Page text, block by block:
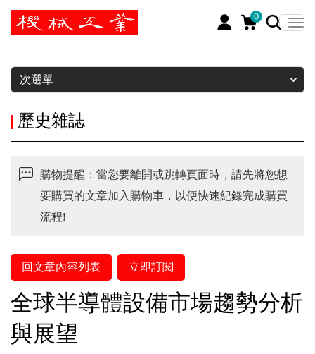
0
暫停
次選單
歷史雜誌
購物提醒：當您要離開或跳轉頁面時，請先將您想
要購買的文章加入購物車，以便快速紀錄完成購買
流程!
回文章內容列表 立即訂閱
全球半導體設備市場趨勢分析
與展望